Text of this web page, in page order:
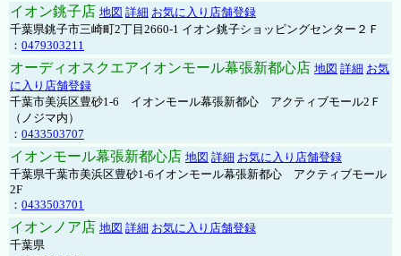
イオン銚子店 地図 詳細 お気に入り店舗登録
千葉県銚子市三崎町2丁目2660-1 イオン銚子ショッピングセンター２Ｆ
： 0479303211
オーディオスクエアイオンモール幕張新都心店 地図 詳細 お気
に入り店舗登録
千葉市美浜区豊砂1-6 イオンモール幕張新都心 アクティブモール2Ｆ
（ノジマ内）
： 0433503707
イオンモール幕張新都心店 地図 詳細 お気に入り店舗登録
千葉県千葉市美浜区豊砂1-6イオンモール幕張新都心 アクティブモール
2F
： 0433503701
イオンノア店 地図 詳細 お気に入り店舗登録
千葉県